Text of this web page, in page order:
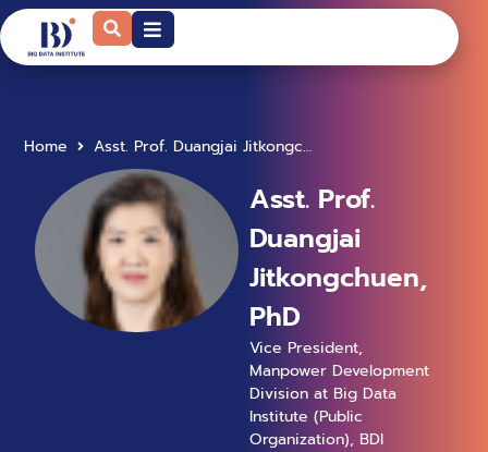
Home Asst. Prof. Duangjai Jitkongchuen, PhD
Asst. Prof.
Duangjai
Jitkongchuen,
PhD
Vice President,
Manpower Development
Division at Big Data
Institute (Public
Organization), BDI